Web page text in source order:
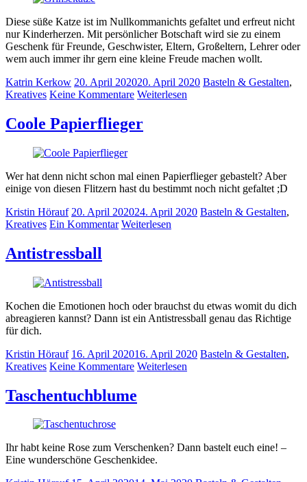
Diese süße Katze ist im Nullkommanichts gefaltet und erfreut nicht
nur Kinderherzen. Mit persönlicher Botschaft wird sie zu einem
Geschenk für Freunde, Geschwister, Eltern, Großeltern, Lehrer oder
wem auch immer ihr gern eine kleine Freude machen wollt.
Katrin Kerkow 20. April 202020. April 2020 Basteln & Gestalten,
Kreatives Keine Kommentare Weiterlesen
Coole Papierflieger
Wer hat denn nicht schon mal einen Papierflieger gebastelt? Aber
einige von diesen Flitzern hast du bestimmt noch nicht gefaltet ;D
Kristin Hörauf 20. April 202024. April 2020 Basteln & Gestalten,
Kreatives Ein Kommentar Weiterlesen
Antistressball
Kochen die Emotionen hoch oder brauchst du etwas womit du dich
abreagieren kannst? Dann ist ein Antistressball genau das Richtige
für dich.
Kristin Hörauf 16. April 202016. April 2020 Basteln & Gestalten,
Kreatives Keine Kommentare Weiterlesen
Taschentuchblume
Ihr habt keine Rose zum Verschenken? Dann bastelt euch eine! –
Eine wunderschöne Geschenkidee.